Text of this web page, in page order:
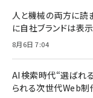
￥
年
￥
す
2
￥
【
レ
￥
￥
ケ
￥
人と機械の両方に読
に自社ブランドは表
8月6日 7:04
AI検索時代“選ばれ
られる次世代Web制